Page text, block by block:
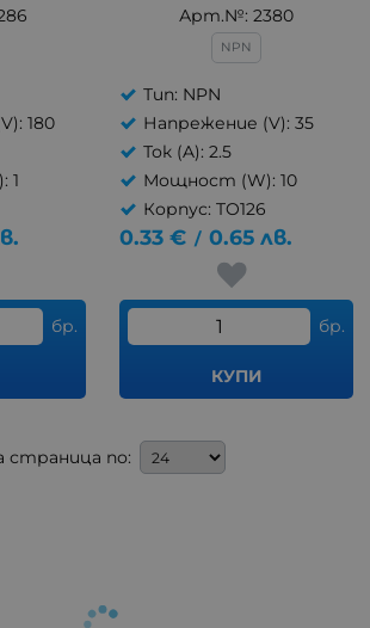
180
1
бр.
Арт.№: 2380
NPN
Тип: NPN
Напрежение (V): 35
Ток (A): 2.5
Мощност (W): 10
Корпус: TO126
0.33 € / 0.65 лв.
бр.
КУПИ
страница по: